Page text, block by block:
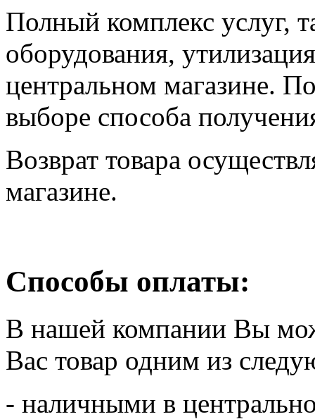
Полный комплекс услуг,
оборудования,
центральном магазине.
выборе способа
Возврат товара
магазине.
Способы оплаты:
В нашей компании Вы
Вас товар одним из
- наличными в